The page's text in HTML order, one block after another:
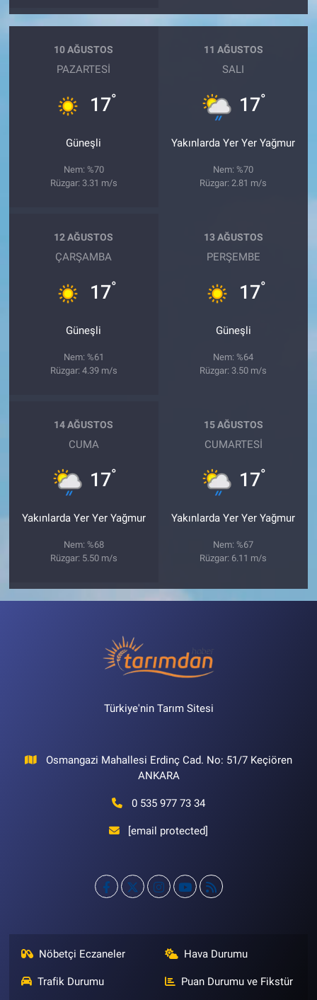
10 AĞUSTOS
PAZARTESI
17°
Güneşli
Nem: %70
Rüzgar: 3.31 m/s
11 AĞUSTOS
SALI
17°
Yakınlarda Yer Yer Yağmur
Nem: %70
Rüzgar: 2.81 m/s
12 AĞUSTOS
ÇARŞAMBA
17°
Güneşli
Nem: %61
Rüzgar: 4.39 m/s
13 AĞUSTOS
PERŞEMBE
17°
Güneşli
Nem: %64
Rüzgar: 3.50 m/s
14 AĞUSTOS
CUMA
17°
Yakınlarda Yer Yer Yağmur
Nem: %68
Rüzgar: 5.50 m/s
15 AĞUSTOS
CUMARTESI
17°
Yakınlarda Yer Yer Yağmur
Nem: %67
Rüzgar: 6.11 m/s
Türkiye'nin Tarım Sitesi
Osmangazi Mahallesi Erdinç Cad. No: 51/7 Keçiören
ANKARA
0 535 977 73 34
[email protected]
Nöbetçi Eczaneler Hava Durumu
Trafik Durumu Puan Durumu ve Fikstür